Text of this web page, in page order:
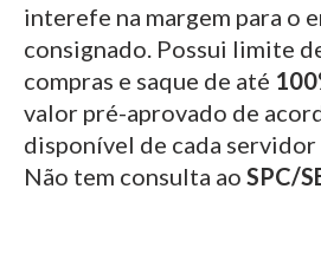
interefe na margem para o
consignado. Possui limite
compras e saque de até
valor pré-aprovado de
disponível de cada
Não tem consulta ao SPC/